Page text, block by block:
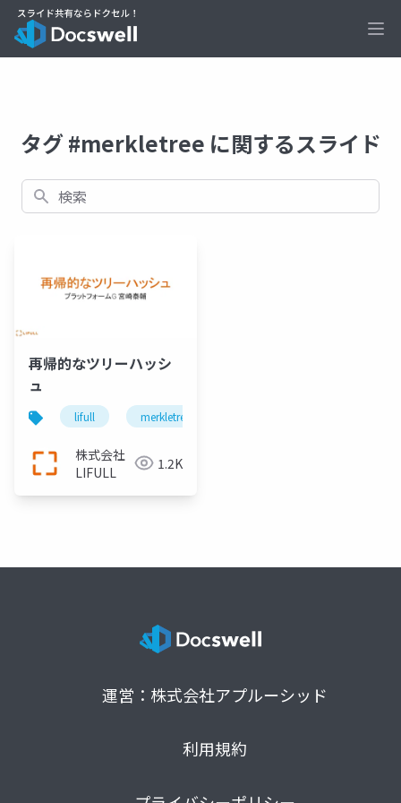
タグ #merkletree に関するスライド
検索
再帰的なツリーハッシ
ュ
lifull merkletree
株式会社
LIFULL
1.2K
運営：株式会社アプルーシッド
利用規約